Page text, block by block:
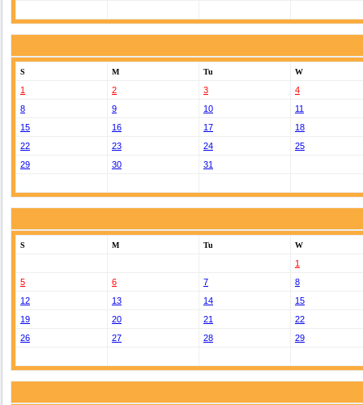
S M Tu W
1 2 3
4
8
9 10
11
15
16 17
18
22
23 24
25
29
30 31
S M Tu W
1
5
6 7
8
12
13 14
15
19
20 21
22
26
27 28 29